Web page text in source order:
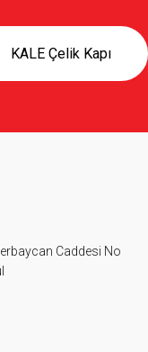
KALE Çelik Kapı
Caddesi No